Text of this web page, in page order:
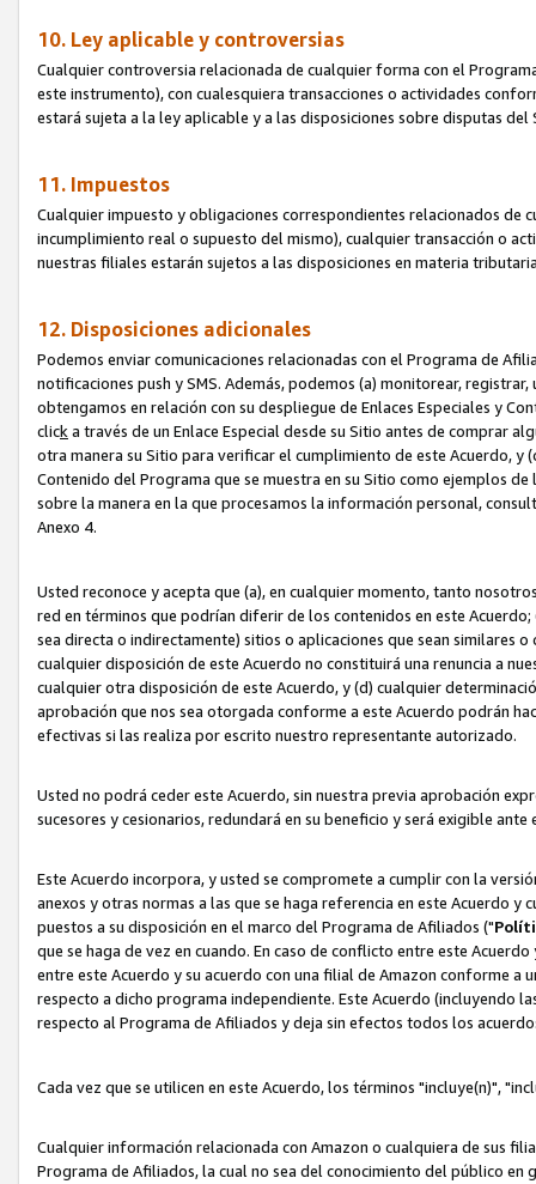
10. Ley aplicable y controversias
Cualquier controversia relacionada de cualquier forma con el
este instrumento), con cualesquiera transacciones o actividades
estará sujeta a la ley aplicable y a las disposiciones sobre disputas
11. Impuestos
Cualquier impuesto y obligaciones correspondientes relacionados de
incumplimiento real o supuesto del mismo), cualquier transacción o
nuestras filiales estarán sujetos a las disposiciones en materia
12. Disposiciones adicionales
Podemos enviar comunicaciones relacionadas con el Programa de
notificaciones push y SMS. Además, podemos (a) monitorear,
obtengamos en relación con su despliegue de Enlaces Especiales y
clicka través de un Enlace Especial desde su Sitio antes de comprar
otra manera su Sitio para verificar el cumplimiento de este Acuerdo,
Contenido del Programa que se muestra en su Sitio como ejemplos
sobre la manera en la que procesamos la información personal,
Anexo 4.
Usted reconoce y acepta que (a), en cualquier momento, tanto
red en términos que podrían diferir de los contenidos en este
sea directa o indirectamente) sitios o aplicaciones que sean similares
cualquier disposición de este Acuerdo no constituirá una renuncia a
cualquier otra disposición de este Acuerdo, y (d) cualquier
aprobación que nos sea otorgada conforme a este Acuerdo podrán
efectivas si las realiza por escrito nuestro representante autorizado.
Usted no podrá ceder este Acuerdo, sin nuestra previa aprobación
sucesores y cesionarios, redundará en su beneficio y será exigible
Este Acuerdo incorpora, y usted se compromete a cumplir con la
anexos y otras normas a las que se haga referencia en este Acuerdo
puestos a su disposición en el marco del Programa de Afiliados ("
que se haga de vez en cuando. En caso de conflicto entre este
entre este Acuerdo y su acuerdo con una filial de Amazon conforme
respecto a dicho programa independiente. Este Acuerdo (incluyendo
respecto al Programa de Afiliados y deja sin efectos todos los
Cada vez que se utilicen en este Acuerdo, los términos "incluye(n)",
Cualquier información relacionada con Amazon o cualquiera de sus
Programa de Afiliados, la cual no sea del conocimiento del público